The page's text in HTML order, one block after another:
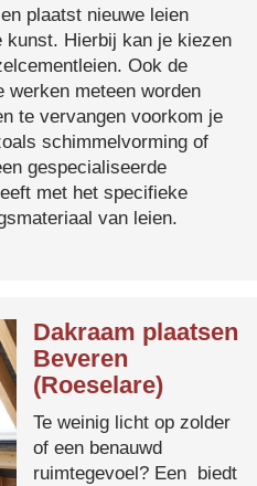
plaatst nieuwe leien
kunst. Hierbij kan je kiezen
Ook de
werken meteen worden
te vervangen voorkom je
schimmelvorming of
gespecialiseerde
met het specifieke
van leien.
Dakraam plaatsen
Beveren
(Roeselare)
Te weinig licht op zolder
of een benauwd
ruimtegevoel? Een biedt